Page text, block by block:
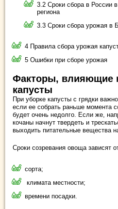
3.2 Сроки сбора в России
региона
3.3 Сроки сбора урожая в
4 Правила сбора урожая
5 Ошибки при сборе урожая
Факторы, влияющие
капусты
При уборке капусты с грядки
если ее собрать раньше момента
будет очень недолго. Если же,
кочаны начнут твердеть и
выходить питательные вещества
Сроки созревания овоща зависят
сорта;
климата местности;
времени посадки.